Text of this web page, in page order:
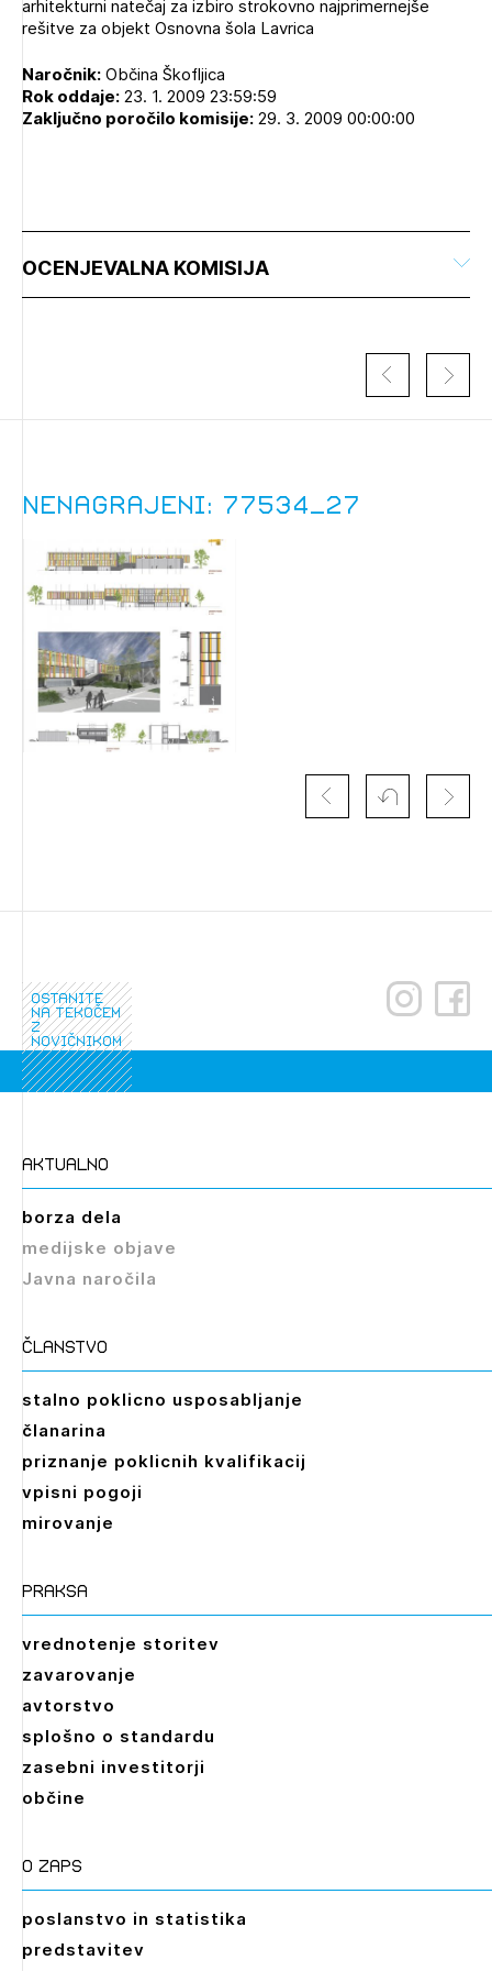
Izbrana vsebina je namenjena le ZAPS
PRIJAVITE SE REGISTRIRAJTE SE
POZABLJENO GESLO
arhitekturni natečaj za izbiro strokovno najprimernejše
rešitve za objekt Osnovna šola Lavrica
Naročnik:Občina Škofljica
Rok oddaje:23. 1. 2009 23:59:59
Zaključno poročilo komisije:29. 3. 2009 00:00:00
OCENJEVALNA KOMISIJA
PRIJAVITE SE
Nenagrajeni: 77534_27
ostanite
na tekočem
z
novičnikom
aktualno
borza dela
medijske objave
Javna naročila
članstvo
stalno poklicno usposabljanje
članarina
priznanje poklicnih kvalifikacij
vpisni pogoji
mirovanje
praksa
vrednotenje storitev
zavarovanje
avtorstvo
splošno o standardu
zasebni investitorji
občine
O zaps
poslanstvo in statistika
predstavitev
Novičnik natečajev
Dnevne medijske objave